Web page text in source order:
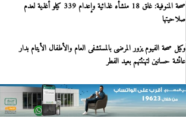
صحة المنوفية: غلق 18 منشأه غذائية وإعدام 339 كيلو أغذية لعدم
صلاحيتها
وكيل صحة الفيوم يزور المرضى بالمستشفى العام والأطفال الأيتام بدار
عائشة حسانين لتهنئتهم بعيد الفطر